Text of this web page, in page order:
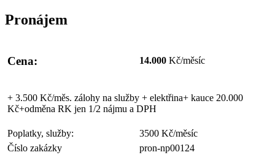
Pronájem
Cena: 14.000 Kč/měsíc
+ 3.500 Kč/měs. zálohy na služby + elektřina+ kauce 20.000
Kč+odměna RK jen 1/2 nájmu a DPH
Poplatky, služby:
3500 Kč/měsíc
Číslo zakázky
pron-np00124